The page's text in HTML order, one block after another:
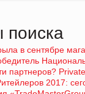
поиска
в сентябре
партнеров?
2017: